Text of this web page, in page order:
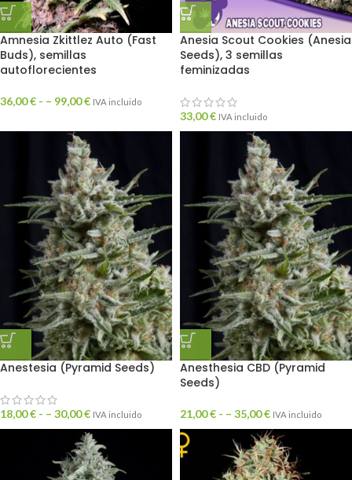
Amnesia Zkittlez Auto (Fast
Buds), semillas
autoflorecientes
36,00€ - – 99,00€ IVA incluido
Anesia Scout Cookies (Anesia
Seeds), 3 semillas
feminizadas
33,00€ IVA incluido
Anestesia (Pyramid Seeds)
18,00€ - – 30,00€ IVA incluido
Anesthesia CBD (Pyramid
Seeds)
21,00€ - – 35,00€ IVA incluido